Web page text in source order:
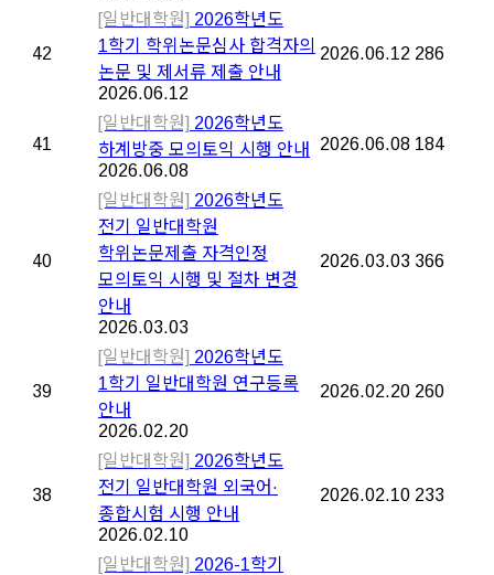
42
[일반대학원] 2026학년도
1학기 학위논문심사 합격자의
논문 및 제서류 제출 안내
2026.06.12
2026.06.12 286
41
[일반대학원] 2026학년도
하계방중 모의토익 시행 안내
2026.06.08
2026.06.08 184
40
[일반대학원] 2026학년도
전기 일반대학원
학위논문제출 자격인정
모의토익 시행 및 절차 변경
안내
2026.03.03
2026.03.03 366
39
[일반대학원] 2026학년도
1학기 일반대학원 연구등록
안내
2026.02.20
2026.02.20 260
38
[일반대학원] 2026학년도
전기 일반대학원 외국어·
종합시험 시행 안내
2026.02.10
2026.02.10 233
[일반대학원] 2026-1학기